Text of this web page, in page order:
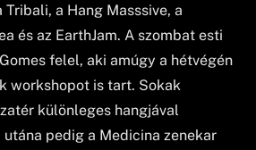
a Hang Masssive, a
és az EarthJam. A szombat esti
felel, aki amúgy a hétvégén
workshopot is tart. Sokak
különleges hangjával
pedig a Medicina zenekar